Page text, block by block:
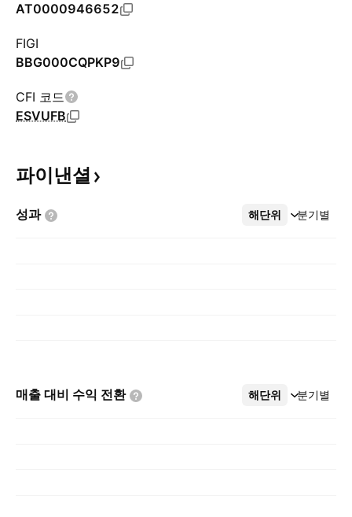
AT0000946652
FIGI
BBG000CQPKP9
CFI 코드
ESVUFB
파이낸셜
성과 해단위 분기별
더보기
매출 대비 수익 전환 해단위 분기별
더보기